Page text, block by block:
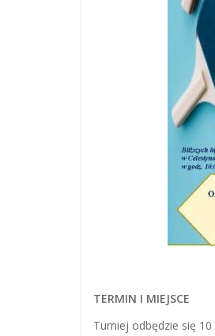
TERMIN I MIEJSCE
Turniej odbędzie się